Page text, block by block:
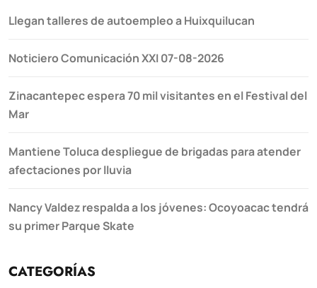
Llegan talleres de autoempleo a Huixquilucan
Noticiero Comunicación XXI 07-08-2026
Zinacantepec espera 70 mil visitantes en el Festival del
Mar
Mantiene Toluca despliegue de brigadas para atender
afectaciones por lluvia
Nancy Valdez respalda a los jóvenes: Ocoyoacac tendrá
su primer Parque Skate
CATEGORÍAS